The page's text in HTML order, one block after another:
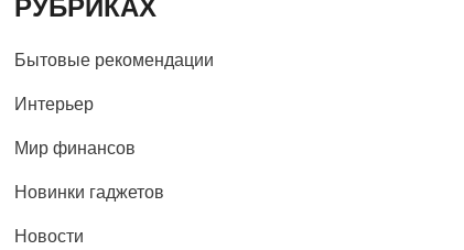
Бытовые рекомендации
Интерьер
Мир финансов
Новинки гаджетов
Новости